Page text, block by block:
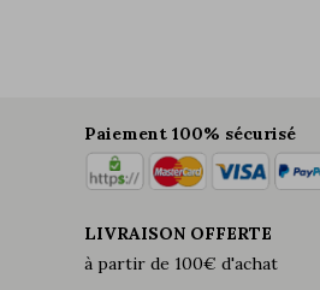
Paiement 100% sécurisé
LIVRAISON OFFERTE
à partir de 100€ d'achat